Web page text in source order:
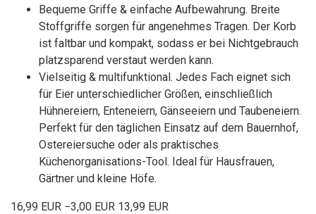
Bequeme Griffe & einfache Aufbewahrung. Breite
Stoffgriffe sorgen für angenehmes Tragen. Der Korb
ist faltbar und kompakt, sodass er bei Nichtgebrauch
platzsparend verstaut werden kann.
Vielseitig & multifunktional. Jedes Fach eignet sich
für Eier unterschiedlicher Größen, einschließlich
Hühnereiern, Enteneiern, Gänseeiern und Taubeneiern.
Perfekt für den täglichen Einsatz auf dem Bauernhof,
Ostereiersuche oder als praktisches
Küchenorganisations-Tool. Ideal für Hausfrauen,
Gärtner und kleine Höfe.
16,99 EUR −3,00 EUR 13,99 EUR